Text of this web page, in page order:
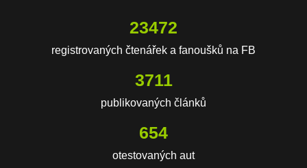
23472
registrovaných čtenářek a fanoušků na FB
3711
publikovaných článků
654
otestovaných aut